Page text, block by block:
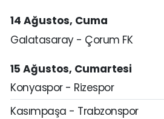
14 Ağustos, Cuma
Galatasaray - Çorum FK
15 Ağustos, Cumartesi
Konyaspor - Rizespor
Kasımpaşa - Trabzonspor